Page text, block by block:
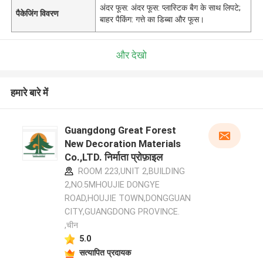
पैकेजिंग विवरण
अंदर फूस: अंदर फूस: प्लास्टिक बैग के साथ लिपटे;
बाहर पैकिंग: गत्ते का डिब्बा और फूस।
और देखो
हमारे बारे में
Guangdong Great Forest
New Decoration Materials
Co.,LTD. निर्माता प्रोफ़ाइल
ROOM 223,UNIT 2,BUILDING
2,NO.5MHOUJIE DONGYE
ROAD,HOUJIE TOWN,DONGGUAN
CITY,GUANGDONG PROVINCE.
,चीन
5.0
सत्यापित प्रदायक